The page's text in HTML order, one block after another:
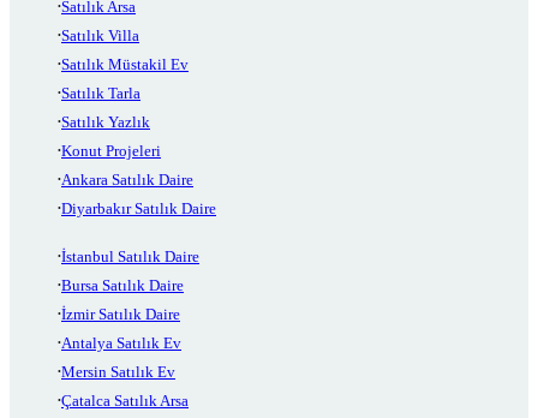
Satılık Arsa
Satılık Villa
Satılık Müstakil Ev
Satılık Tarla
Satılık Yazlık
Konut Projeleri
Ankara Satılık Daire
Diyarbakır Satılık Daire
İstanbul Satılık Daire
Bursa Satılık Daire
İzmir Satılık Daire
Antalya Satılık Ev
Mersin Satılık Ev
Çatalca Satılık Arsa